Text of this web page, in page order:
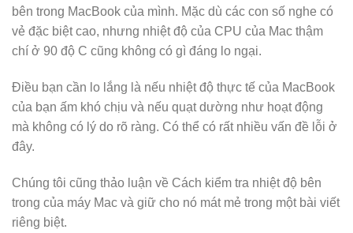
bên trong MacBook của mình. Mặc dù các con số nghe có
vẻ đặc biệt cao, nhưng nhiệt độ của CPU của Mac thậm
chí ở 90 độ C cũng không có gì đáng lo ngại.
Điều bạn cần lo lắng là nếu nhiệt độ thực tế của MacBook
của bạn ấm khó chịu và nếu quạt dường như hoạt động
mà không có lý do rõ ràng. Có thể có rất nhiều vấn đề lỗi ở
đây.
Chúng tôi cũng thảo luận về Cách kiểm tra nhiệt độ bên
trong của máy Mac và giữ cho nó mát mẻ trong một bài viết
riêng biệt.